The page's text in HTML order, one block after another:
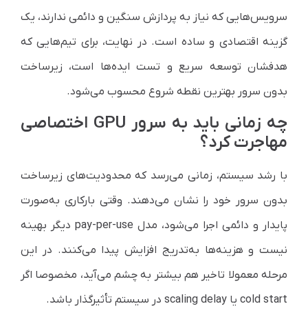
سرویس‌هایی که نیاز به پردازش سنگین و دائمی ندارند، یک
گزینه اقتصادی و ساده است. در نهایت، برای تیم‌هایی که
هدفشان توسعه سریع و تست ایده‌ها است، زیرساخت
بدون سرور بهترین نقطه شروع محسوب می‌شود.
چه زمانی باید به سرور GPU اختصاصی
مهاجرت کرد؟
با رشد سیستم، زمانی می‌رسد که محدودیت‌های زیرساخت
بدون سرور خود را نشان می‌دهند. وقتی بارکاری به‌صورت
پایدار و دائمی اجرا می‌شود، مدل pay-per-use دیگر بهینه
نیست و هزینه‌ها به‌تدریج افزایش پیدا می‌کنند. در این
مرحله معمولا تاخیر هم بیشتر به چشم می‌آید، مخصوصا اگر
cold start یا scaling delay در سیستم تأثیرگذار باشد.